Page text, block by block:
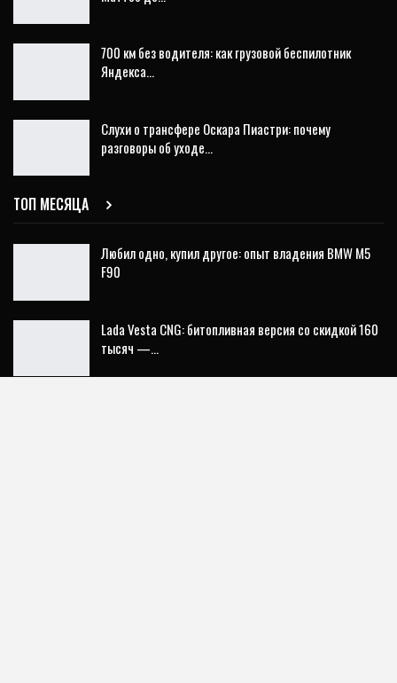
700 км без водителя: как грузовой беспилотник
Яндекса…
Слухи о трансфере Оскара Пиастри: почему
разговоры об уходе…
ТОП МЕСЯЦА
Любил одно, купил другое: опыт владения BMW M5
F90
Lada Vesta CNG: битопливная версия со скидкой 160
тысяч —…